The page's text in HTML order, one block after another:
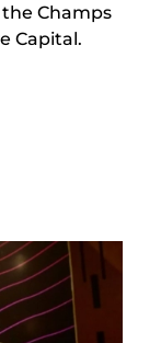
Champs
Capital.